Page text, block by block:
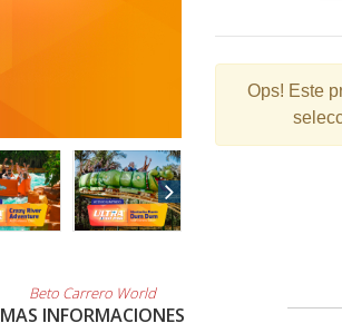
2
9
Ops! Este
Beto Carrero World
MAS INFORMACIONES